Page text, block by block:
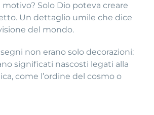
Solo Dio poteva creare
Un dettaglio umile che dice
del mondo.
non erano solo decorazioni:
significati nascosti legati alla
come l’ordine del cosmo o